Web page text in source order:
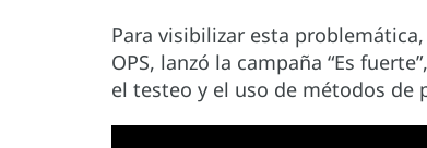
Para visibilizar esta
OPS, lanzó la campaña “Es
el testeo y el uso de métodos de